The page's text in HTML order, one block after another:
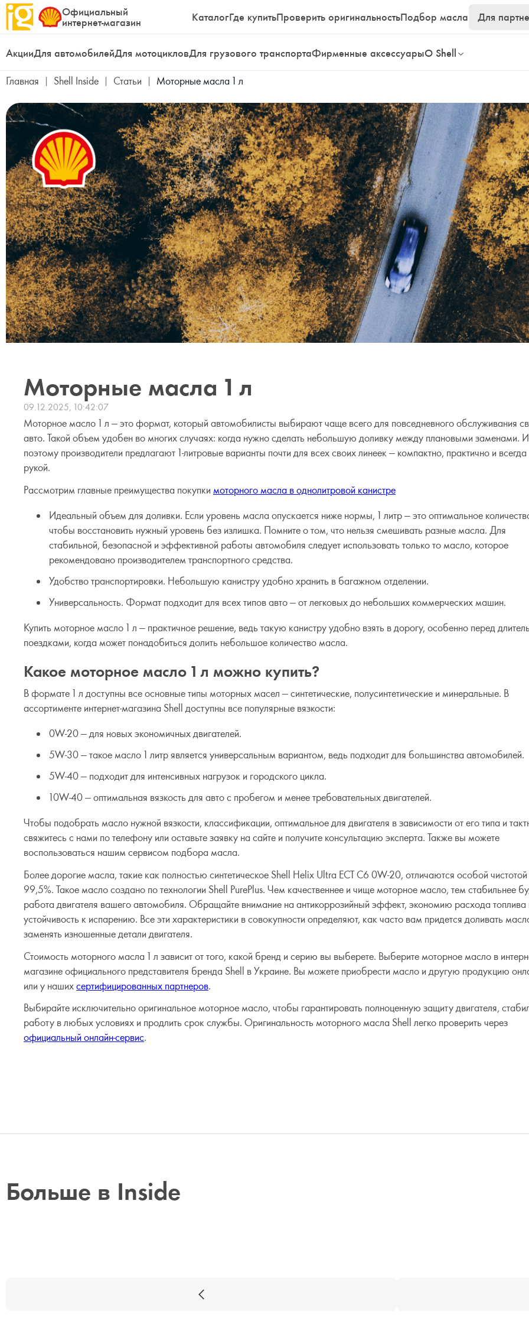
Официальный
интернет-магазин
КаталогГде купитьПроверить оригинальностьПодбор масла Для
АкцииДля автомобилейДля мотоцикловДля грузового транспортаФирменные аксессуарыО Shell
Главная | Shell Inside | Статьи | Моторные масла 1 л
Моторные масла 1 л
09.12.2025, 10:42:07
Моторное масло 1 л — это формат, который автомобилисты выбирают чаще всего для повседневного обслуживания
авто. Такой объем удобен во многих случаях: когда нужно сделать небольшую доливку между плановыми заменами.
поэтому производители предлагают 1-литровые варианты почти для всех своих линеек — компактно, практично и
рукой.
Рассмотрим главные преимущества покупки моторного масла в однолитровой канистре
Идеальный объем для доливки. Если уровень масла опускается ниже нормы, 1 литр — это оптимальное
чтобы восстановить нужный уровень без излишка. Помните о том, что нельзя смешивать разные масла. Для
стабильной, безопасной и эффективной работы автомобиля следует использовать только то масло, которое
рекомендовано производителем транспортного средства.
Удобство транспортировки. Небольшую канистру удобно хранить в багажном отделении.
Универсальность. Формат подходит для всех типов авто — от легковых до небольших коммерческих машин.
Купить моторное масло 1 л — практичное решение, ведь такую канистру удобно взять в дорогу, особенно перед
поездками, когда может понадобиться долить небольшое количество масла.
Какое моторное масло 1 л можно купить?
В формате 1 л доступны все основные типы моторных масел — синтетические, полусинтетические и минеральные. В
ассортименте интернет-магазина Shell доступны все популярные вязкости:
0W-20 — для новых экономичных двигателей.
5W-30 — такое масло 1 литр является универсальным вариантом, ведь подходит для большинства автомобилей.
5W-40 — подходит для интенсивных нагрузок и городского цикла.
10W-40 — оптимальная вязкость для авто с пробегом и менее требовательных двигателей.
Чтобы подобрать масло нужной вязкости, классификации, оптимальное для двигателя в зависимости от его типа и
свяжитесь с нами по телефону или оставьте заявку на сайте и получите консультацию эксперта. Также вы можете
воспользоваться нашим сервисом подбора масла.
Более дорогие масла, такие как полностью синтетическое Shell Helix Ultra ECT C6 0W-20, отличаются особой
99,5%. Такое масло создано по технологии Shell PurePlus. Чем качественнее и чище моторное масло, тем стабильнее
работа двигателя вашего автомобиля. Обращайте внимание на антикоррозийный эффект, экономию расхода топлива
устойчивость к испарению. Все эти характеристики в совокупности определяют, как часто вам придется доливать
заменять изношенные детали двигателя.
Стоимость моторного масла 1 л зависит от того, какой бренд и серию вы выберете. Выберите моторное масло в
магазине официального представителя бренда Shell в Украине. Вы можете приобрести масло и другую продукцию
или у нашихсертифицированных партнеров.
Выбирайте исключительно оригинальное моторное масло, чтобы гарантировать полноценную защиту двигателя,
работу в любых условиях и продлить срок службы. Оригинальность моторного масла Shell легко проверить через
официальный онлайн-сервис.
Больше в Inside